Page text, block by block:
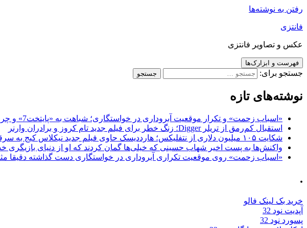
رفتن به نوشته‌ها
فانتزی
عکس و تصاویر فانتزی
فهرست و ابزارک‌ها
جستجو برای:
نوشته‌های تازه
«اسباب زحمت» و تکرار موقعیت آبروداری در خواستگاری؛ شباهت به «پایتخت7» و چرخش بر مدار تکرار
استقبال کم‌رمق از تریلر Digger؛ زنگ خطر برای فیلم جدید تام کروز و برادران وارنر
شکایت ۱۰۵ میلیون دلاری از نتفلیکس؛ هارددیسک حاوی فیلم جدید نیکلاس کیج به سرقت رفت
واکنش‌ها به پست اخیر شهاب حسینی که خیلی‌ها گمان کردند که او از دنیای
«اسباب زحمت» روی موقعیت تکراری آبروداری در خواستگاری دست گذاشته دقیقا مثل «پایتخت7» |
.
خرید بک لینک فالو
آپدیت نود 32
پسورد نود 32